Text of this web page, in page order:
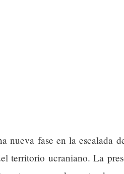
nueva fase en la escalada
territorio ucraniano. La